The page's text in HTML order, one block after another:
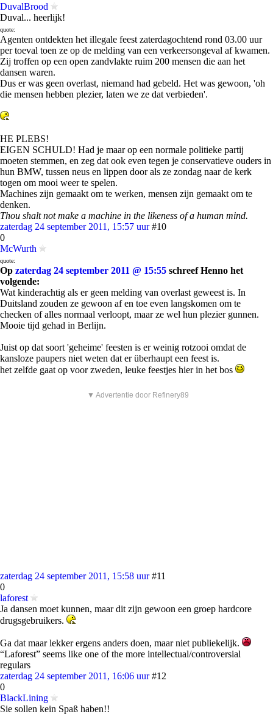
DuvalBrood
Duval... heerlijk!
quote:
Agenten ontdekten het illegale feest zaterdagochtend rond 03.00 uur
per toeval toen ze op de melding van een verkeersongeval af kwamen.
Zij troffen op een open zandvlakte ruim 200 mensen die aan het
dansen waren.
Dus er was geen overlast, niemand had gebeld. Het was gewoon, 'oh
die mensen hebben plezier, laten we ze dat verbieden'.
HE PLEBS!
EIGEN SCHULD! Had je maar op een normale politieke partij
moeten stemmen, en zeg dat ook even tegen je conservatieve ouders in
hun BMW, tussen neus en lippen door als ze zondag naar de kerk
togen om mooi weer te spelen.
Machines zijn gemaakt om te werken, mensen zijn gemaakt om te
denken.
Thou shalt not make a machine in the likeness of a human mind.
zaterdag 24 september 2011, 15:57 uur #10
0
McWurth
quote:
Op zaterdag 24 september 2011 @ 15:55 schreef Henno het
volgende:
Wat kinderachtig als er geen melding van overlast geweest is. In
Duitsland zouden ze gewoon af en toe even langskomen om te
checken of alles normaal verloopt, maar ze wel hun plezier gunnen.
Mooie tijd gehad in Berlijn.
Juist op dat soort 'geheime' feesten is er weinig rotzooi omdat de
kansloze paupers niet weten dat er überhaupt een feest is.
het zelfde gaat op voor zweden, leuke feestjes hier in het bos
▼ Advertentie door Refinery89
zaterdag 24 september 2011, 15:58 uur #11
0
laforest
Ja dansen moet kunnen, maar dit zijn gewoon een groep hardcore
drugsgebruikers.
Ga dat maar lekker ergens anders doen, maar niet publiekelijk.
“Laforest” seems like one of the more intellectual/controversial
regulars
zaterdag 24 september 2011, 16:06 uur #12
0
BlackLining
Sie sollen kein Spaß haben!!